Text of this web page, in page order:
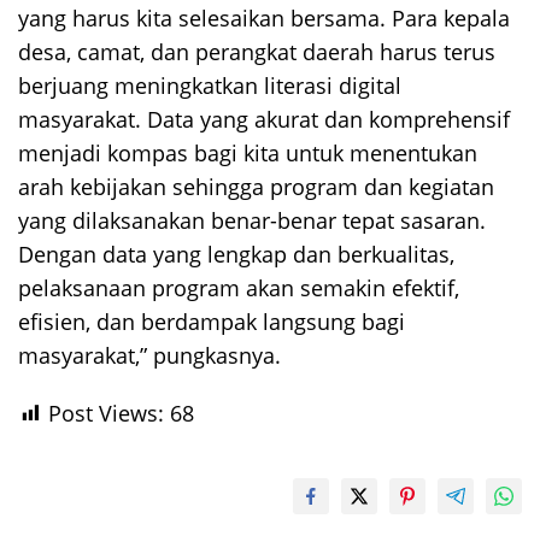
yang harus kita selesaikan bersama. Para kepala
desa, camat, dan perangkat daerah harus terus
berjuang meningkatkan literasi digital
masyarakat. Data yang akurat dan komprehensif
menjadi kompas bagi kita untuk menentukan
arah kebijakan sehingga program dan kegiatan
yang dilaksanakan benar-benar tepat sasaran.
Dengan data yang lengkap dan berkualitas,
pelaksanaan program akan semakin efektif,
efisien, dan berdampak langsung bagi
masyarakat,” pungkasnya.
Post Views: 68